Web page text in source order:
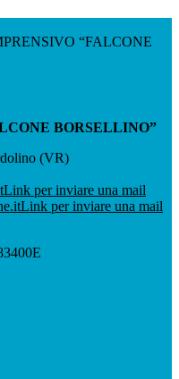
“FALCONE
BORSELLINO”
(VR)
Link per inviare una mail
Link per inviare una mail